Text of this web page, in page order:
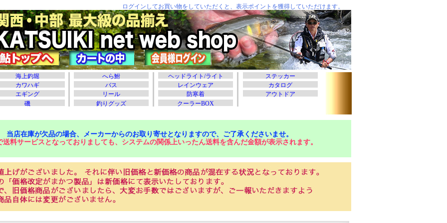
当店在庫が欠品の場合、メーカーからのお取り寄せとなりますので、ご了承くださいませ。
送料サービスとなっておりましても、システムの関係上いったん送料を含んだ金額が表示されます。